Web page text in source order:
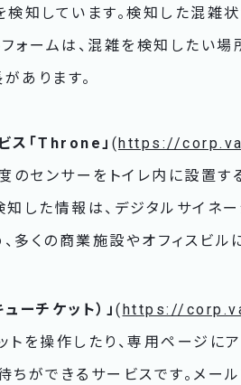
知しています。検知した混雑
ォームは、混雑を検知したい
あります。
ス「Throne」 ( https://
のセンサーをトイレ内に設置す
知した情報は、デジタルサイネ
多くの商業施設やオフィスビル
ーチケット）」 ( https://
を操作したり、専用ページに
ちができるサービスです。メー